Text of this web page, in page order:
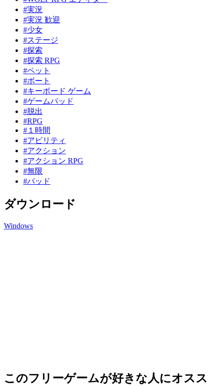
#実況
#実況 歓迎
#少女
#ステージ
#探索
#探索 RPG
#ペット
#ボート
#キーボード ゲーム
#ゲームパッド
#脱出
#RPG
#１時間
#アビリティ
#アクション
#アクション RPG
#無限
#パッド
ダウンロード
Windows
このフリーゲームが好きな人にオスス